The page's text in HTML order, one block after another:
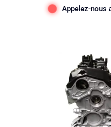
Appelez-nous